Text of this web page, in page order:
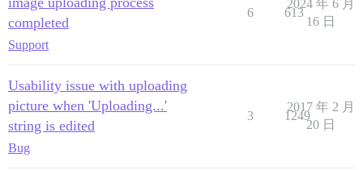
completed
Support
6 613
2024 年 6 月
16 日
Usability issue with uploading
picture when 'Uploading...'
string is edited
Bug
3 1249
2017 年 2 月
20 日